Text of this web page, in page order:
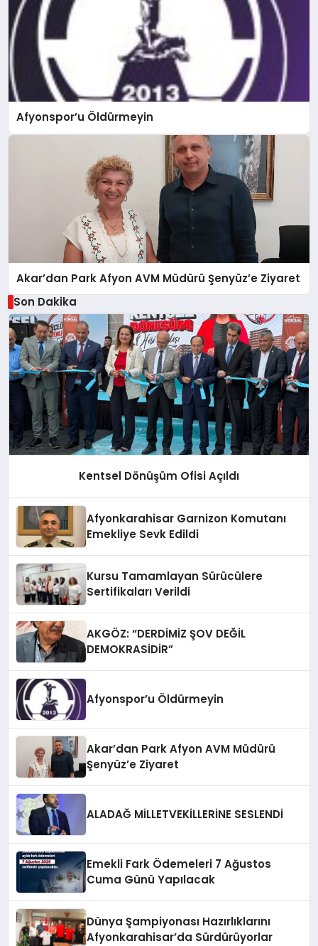
Afyonspor’u Öldürmeyin
Akar’dan Park Afyon AVM Müdürü Şenyüz’e Ziyaret
Son Dakika
Kentsel Dönüşüm Ofisi Açıldı
Afyonkarahisar Garnizon Komutanı
Emekliye Sevk Edildi
Kursu Tamamlayan Sürücülere
Sertifikaları Verildi
AKGÖZ: “DERDİMİZ ŞOV DEĞİL
DEMOKRASİDİR”
Afyonspor’u Öldürmeyin
Akar’dan Park Afyon AVM Müdürü
Şenyüz’e Ziyaret
ALADAĞ MİLLETVEKİLLERİNE SESLENDİ
Emekli Fark Ödemeleri 7 Ağustos
Cuma Günü Yapılacak
Dünya Şampiyonası Hazırlıklarını
Afyonkarahisar’da Sürdürüyorlar